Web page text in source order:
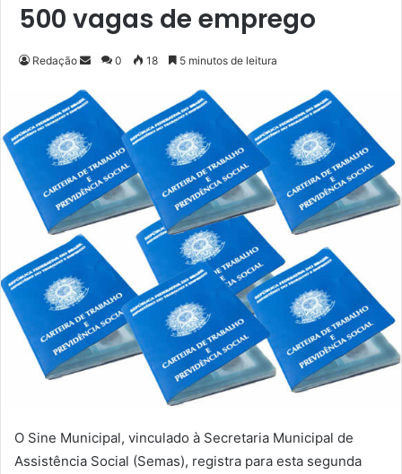
500 vagas de emprego
Redação
n
e
u
m
e
m
l
0 18 5 minutos de leitura
O Sine Municipal, vinculado à Secretaria Municipal de
Assistência Social (Semas), registra para esta segunda